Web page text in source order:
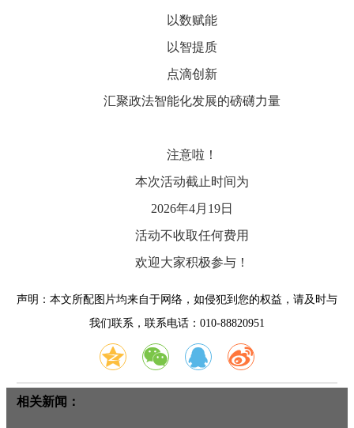
以数赋能
以智提质
点滴创新
汇聚政法智能化发展的磅礴力量
注意啦！
本次活动截止时间为
2026年4月19日
活动不收取任何费用
欢迎大家积极参与！
声明：本文所配图片均来自于网络，如侵犯到您的权益，请及时与
我们联系，联系电话：010-88820951
相关新闻：